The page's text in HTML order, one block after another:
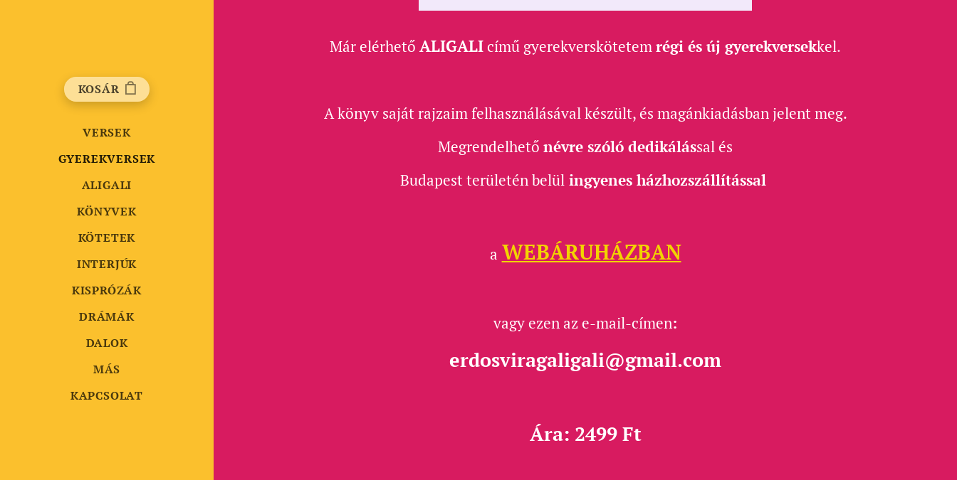
KOSÁR
VERSEK
GYEREKVERSEK
ALIGALI
KÖNYVEK
KÖTETEK
INTERJÚK
KISPRÓZÁK
DRÁMÁK
DALOK
MÁS
KAPCSOLAT
Már elérhető ALIGALIcímű gyerekverskötetem régi és új gyerekversekkel.
A könyv saját rajzaim felhasználásával készült,és magánkiadásban jelent meg.
Megrendelhető névre szóló dedikálással és
Budapest területén belül ingyenes házhozszállítással
a WEBÁRUHÁZBAN
vagy ezen az e-mail-címen:
erdosviragaligali@gmail.com
Ára: 2499 Ft